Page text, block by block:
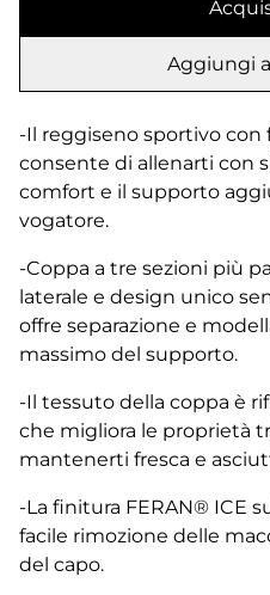
Aggiungi
-Il reggiseno sportivo
consente di allenarti con
comfort e il supporto
vogatore.
-Coppa a tre sezioni più
laterale e design unico
offre separazione e
massimo del supporto.
-Il tessuto della coppa è
che migliora le proprietà
mantenerti fresca e
-La finitura FERAN® ICE
facile rimozione delle
del capo.